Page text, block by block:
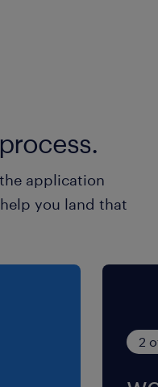
野線、東葉高速線
休憩60分）
application
you land that
2